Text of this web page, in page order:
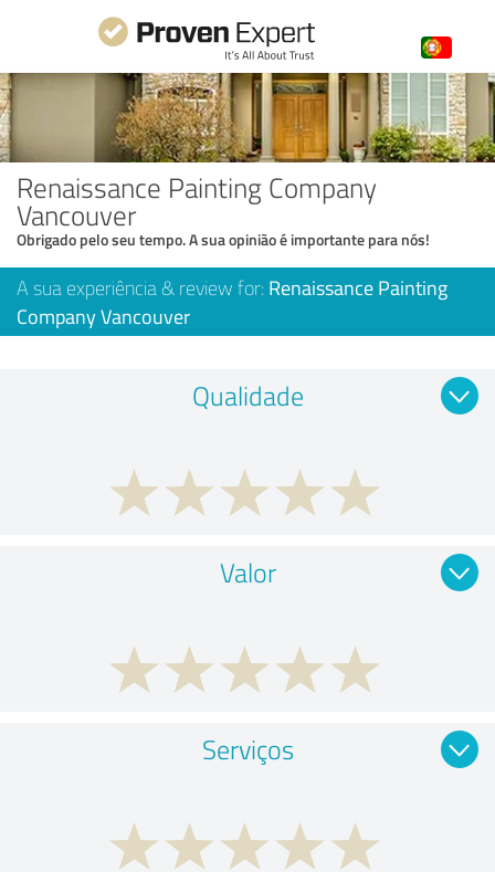
Renaissance Painting Company
Vancouver
Obrigado pelo seu tempo. A sua opinião é importante para nós!
A sua experiência & review for: Renaissance Painting
Company Vancouver
Qualidade
Valor
Serviços